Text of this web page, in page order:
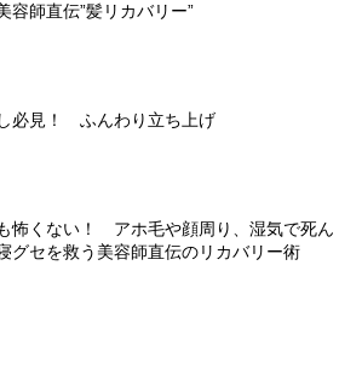
容師直伝”髪リカバリー”
必見！ ふんわり立ち上げ
怖くない！ アホ毛や顔周り、湿気で死ん
グセを救う美容師直伝のリカバリー術